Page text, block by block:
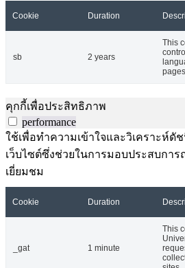
Cookie Duration
sb 2 years
This
pages.
คุกกี้เพื่อประสิทธิภาพ
performance
ใช้เพื่อทำความเข้าใจและวิเคราะห์
เว็บไซต์ซึ่งช่วยในการมอบประสบกา
เยี่ยมชม
Cookie Duration
_gat 1 minute
This